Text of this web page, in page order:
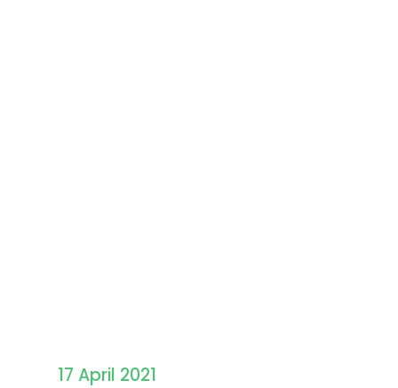
17 April 2021